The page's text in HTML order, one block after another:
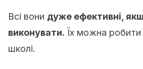
Всі вони дуже ефективні,
виконувати. Їх можна робити
школі.